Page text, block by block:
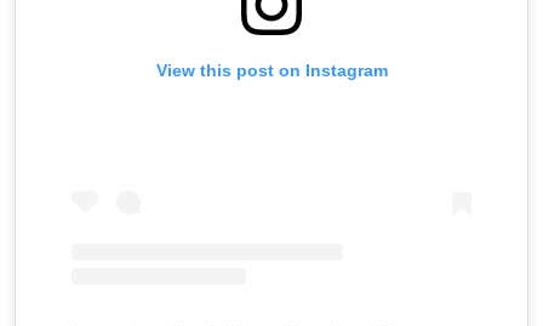
View this post on Instagram